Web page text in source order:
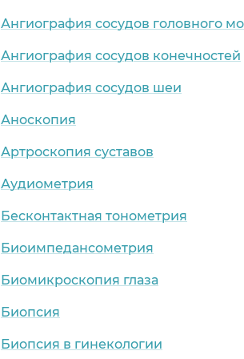
Ангиография сосудов головного
Ангиография сосудов конечностей
Ангиография сосудов шеи
Аноскопия
Артроскопия суставов
Аудиометрия
Бесконтактная тонометрия
Биоимпедансометрия
Биомикроскопия глаза
Биопсия
Биопсия в гинекологии